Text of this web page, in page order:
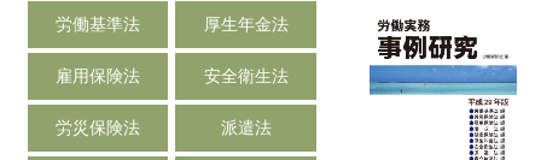
労働基準法 厚生年金法
雇用保険法 安全衛生法
労災保険法 派遣法